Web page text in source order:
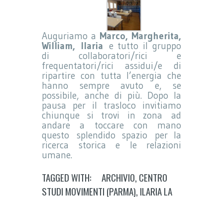
Auguriamo a Marco, Margherita,
William,
Ilaria e tutto il gruppo
di collaboratori/rici e
frequentatori/rici assidui/e di
ripartire con tutta l’energia che
hanno sempre avuto e, se
possibile, anche di più. Dopo la
pausa per il trasloco invitiamo
chiunque si trovi in zona ad
andare a toccare con mano
questo splendido spazio per la
ricerca storica e le relazioni
umane.
TAGGED WITH: ARCHIVIO, CENTRO
STUDI MOVIMENTI (PARMA), ILARIA LA